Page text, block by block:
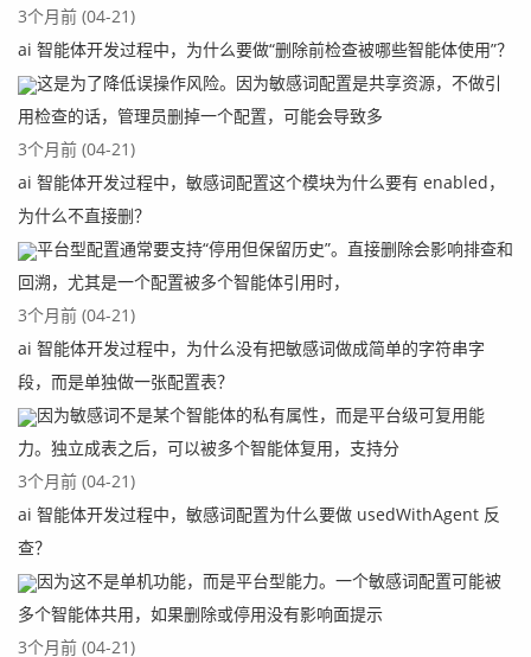
3个月前 (04-21)
ai 智能体开发过程中，为什么要做“删除前检查被哪些智能体使用”？
这是为了降低误操作风险。因为敏感词配置是共享资源，不做引
用检查的话，管理员删掉一个配置，可能会导致多
3个月前 (04-21)
ai 智能体开发过程中，敏感词配置这个模块为什么要有 enabled，
为什么不直接删？
平台型配置通常要支持“停用但保留历史”。直接删除会影响排查和
回溯，尤其是一个配置被多个智能体引用时，
3个月前 (04-21)
ai 智能体开发过程中，为什么没有把敏感词做成简单的字符串字
段，而是单独做一张配置表？
因为敏感词不是某个智能体的私有属性，而是平台级可复用能
力。独立成表之后，可以被多个智能体复用，支持分
3个月前 (04-21)
ai 智能体开发过程中，敏感词配置为什么要做 usedWithAgent 反
查？
因为这不是单机功能，而是平台型能力。一个敏感词配置可能被
多个智能体共用，如果删除或停用没有影响面提示
3个月前 (04-21)